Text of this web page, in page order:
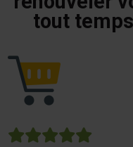
tout
5